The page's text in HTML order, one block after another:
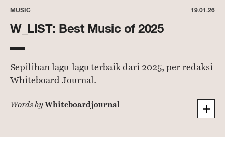
MUSIC 19.01.26
W_LIST: Best Music of 2025
Sepilihan lagu-lagu terbaik dari 2025, per redaksi
Whiteboard Journal.
Words byWhiteboardjournal